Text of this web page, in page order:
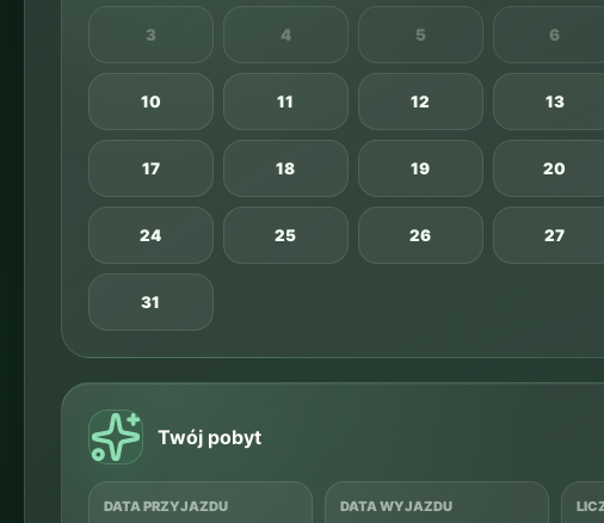
3 4 5 6
10 11 12 13
17 18 19 20
24 25 26 27
31
Twój pobyt
DATA PRZYJAZDU DATA WYJAZDU